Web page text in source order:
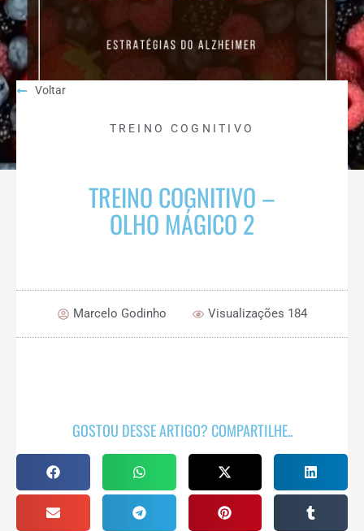
Voltar
TREINO COGNITIVO
TREINO COGNITIVO –
OLHO MÁGICO 2
Marcelo Godinho Visualizações 184
GOSTOU DESSE ARTIGO? COMPARTILHE..